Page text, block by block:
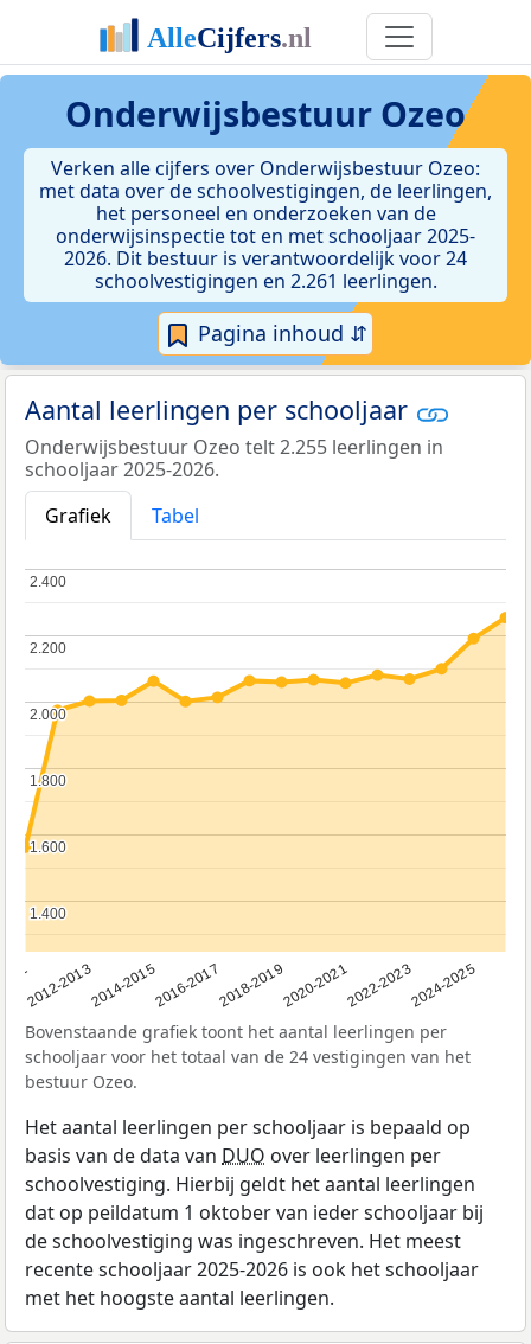
Onderwijsbestuur Ozeo
Verken alle cijfers over Onderwijsbestuur Ozeo:
met data over de schoolvestigingen, de leerlingen,
het personeel en onderzoeken van de
onderwijsinspectie tot en met schooljaar 2025-
2026. Dit bestuur is verantwoordelijk voor 24
schoolvestigingen en 2.261 leerlingen.
Pagina inhoud ⇵
Aantal leerlingen per schooljaar
Onderwijsbestuur Ozeo telt 2.255 leerlingen in
schooljaar 2025-2026.
Grafiek
Tabel
2012-20132014-20152016-20172018-20192020-20212022-20232024-2025
1.400
1.400
1.600
1.600
1.800
1.800
2.000
2.000
2.200
2.200
2.400
2.400
Bovenstaande grafiek toont het aantal leerlingen per
schooljaar voor het totaal van de 24 vestigingen van het
bestuur Ozeo.
Het aantal leerlingen per schooljaar is bepaald op
basis van de data van DUO over leerlingen per
schoolvestiging. Hierbij geldt het aantal leerlingen
dat op peildatum 1 oktober van ieder schooljaar bij
de schoolvestiging was ingeschreven. Het meest
recente schooljaar 2025-2026 is ook het schooljaar
met het hoogste aantal leerlingen.